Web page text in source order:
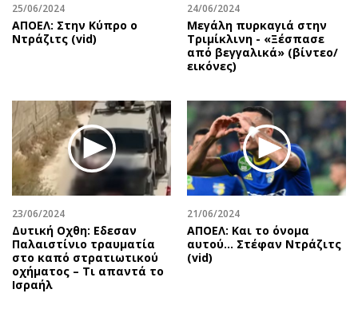
25/06/2024
ΑΠΟΕΛ: Στην Κύπρο ο
Ντράζιτς (vid)
24/06/2024
Μεγάλη πυρκαγιά στην
Τριμίκλινη - «Ξέσπασε
από βεγγαλικά» (βίντεο/
εικόνες)
23/06/2024
Δυτική Οχθη: Εδεσαν
Παλαιστίνιο τραυματία
στο καπό στρατιωτικού
οχήματος – Τι απαντά το
Ισραήλ
21/06/2024
ΑΠΟΕΛ: Και το όνομα
αυτού... Στέφαν Ντράζιτς
(vid)